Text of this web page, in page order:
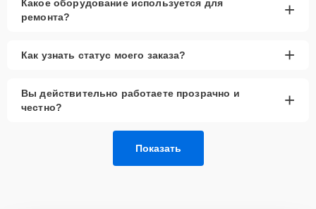
Какое оборудование используется для
ремонта?
+
Как узнать статус моего заказа? +
Вы действительно работаете прозрачно и
честно?
+
Показать